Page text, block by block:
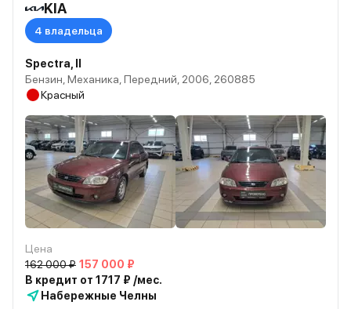
KIA
4 владельца
Spectra, II
Бензин, Механика, Передний, 2006, 260885
Красный
Цена
162 000 ₽ 157 000 ₽
В кредит от 1717 ₽ /мес.
Набережные Челны